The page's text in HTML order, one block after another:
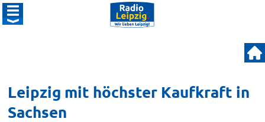
Leipzig mit höchster Kaufkraft in
Sachsen